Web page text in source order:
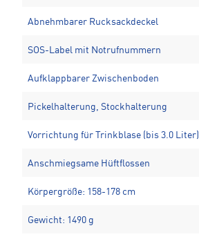
Abnehmbarer Rucksackdeckel
SOS-Label mit Notrufnummern
Aufklappbarer Zwischenboden
Pickelhalterung, Stockhalterung
Vorrichtung für Trinkblase (bis 3.0 Liter)
Anschmiegsame Hüftflossen
Körpergröße: 158-178 cm
Gewicht: 1490 g